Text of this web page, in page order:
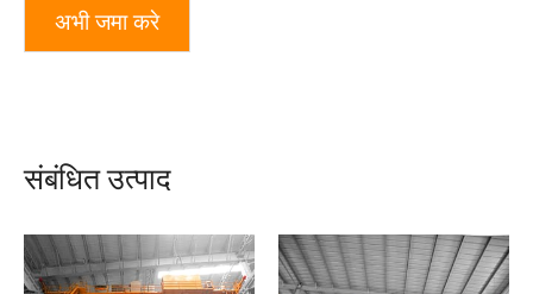
अभी जमा करे
संबंधित उत्पाद